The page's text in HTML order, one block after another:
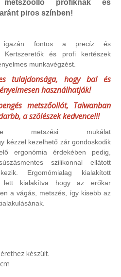
metszőolló profiknak és
piros színben!
igazán fontos a precíz és
Kertszeretők és profi kertészek
munkavégzést.
tulajdonsága, hogy bal és
használhatják!
metszőollót, Taiwanban
a szölészek kedvence!!!
metszési mukálat
kézzel kezelhető zár gondoskodik
ergonómia érdekében pedig,
szilikonnal ellátott
Ergomómialag kialakított
lett kialakítva hogy az erőkar
a vágás, metszés, így kisebb az
készült.